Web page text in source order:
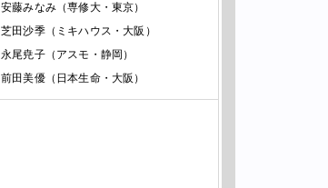
安藤みなみ （専修大・東京）
芝田沙季（ミキハウス・大阪）
永尾尭子（アスモ・静岡）
前田美優（日本生命・大阪）